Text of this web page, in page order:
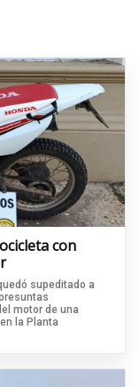
con
supeditado a
motor de una
la Planta